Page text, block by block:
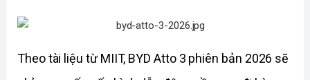
Theo tài liệu từ MIIT, BYD Atto 3 phiên bản 2026 sẽ